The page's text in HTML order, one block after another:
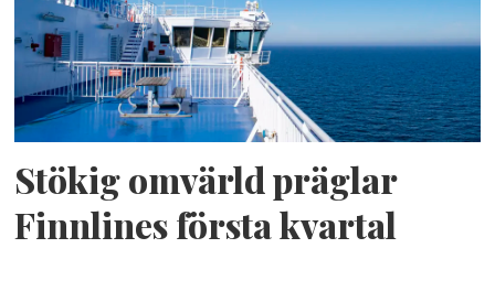
Stökig omvärld präglar
Finnlines första kvartal